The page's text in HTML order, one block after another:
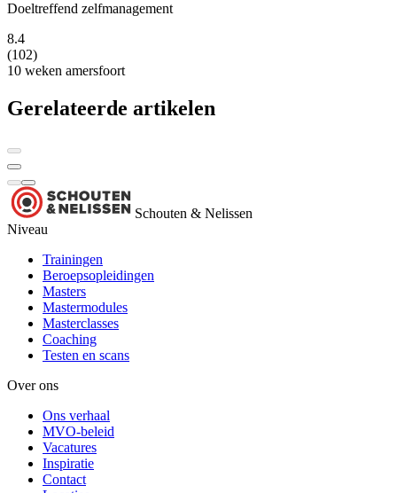
Doeltreffend zelfmanagement
8.4
(102)
10 weken amersfoort
Gerelateerde artikelen
Schouten & Nelissen
Niveau
Trainingen
Beroepsopleidingen
Masters
Mastermodules
Masterclasses
Coaching
Testen en scans
Over ons
Ons verhaal
MVO-beleid
Vacatures
Inspiratie
Contact